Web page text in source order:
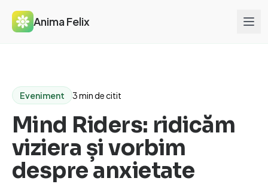
Anima Felix
Eveniment 3 min de citit
Mind Riders: ridicăm
viziera și vorbim
despre anxietate